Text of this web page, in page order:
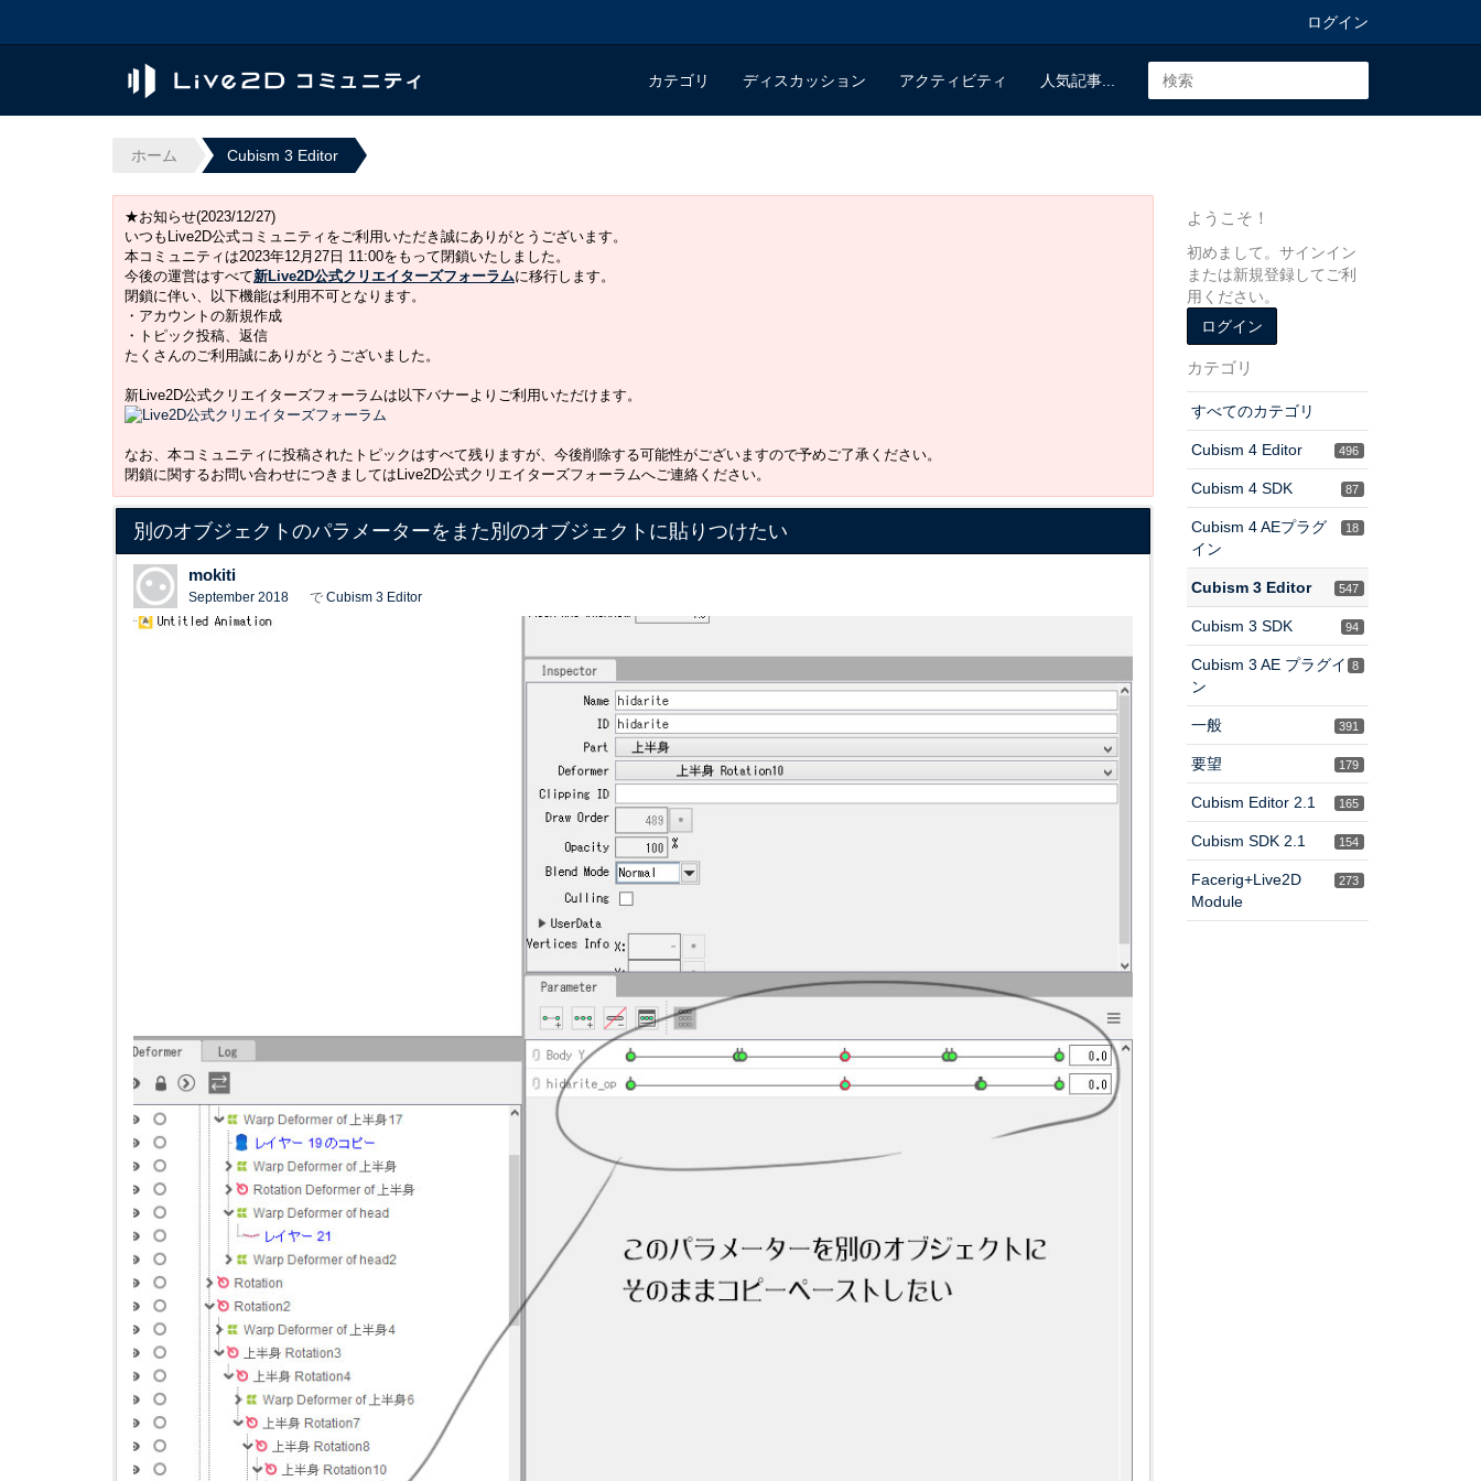
ログイン
カテゴリ ディスカッション アクティビティ 人気記事...
ホーム Cubism 3 Editor
★お知らせ(2023/12/27)
いつもLive2D公式コミュニティをご利用いただき誠にありがとうございます。
本コミュニティは2023年12月27日 11:00をもって閉鎖いたしました。
今後の運営はすべて新Live2D公式クリエイターズフォーラムに移行します。
閉鎖に伴い、以下機能は利用不可となります。
・アカウントの新規作成
・トピック投稿、返信
たくさんのご利用誠にありがとうございました。
新Live2D公式クリエイターズフォーラムは以下バナーよりご利用いただけます。
なお、本コミュニティに投稿されたトピックはすべて残りますが、今後削除する可能性がございますので予めご了承ください。
閉鎖に関するお問い合わせにつきましてはLive2D公式クリエイターズフォーラムへご連絡ください。
別のオブジェクトのパラメーターをまた別のオブジェクトに貼りつけたい
mokiti
September 2018 で Cubism 3 Editor
ようこそ！
初めまして。サインイン
または新規登録してご利
用ください。
ログイン
カテゴリ
すべてのカテゴリ
496
Cubism 4 Editor
87
Cubism 4 SDK
18
Cubism 4 AEプラグ
イン
547
Cubism 3 Editor
94
Cubism 3 SDK
8
Cubism 3 AE プラグイ
ン
391
一般
179
要望
165
Cubism Editor 2.1
154
Cubism SDK 2.1
273
Facerig+Live2D
Module